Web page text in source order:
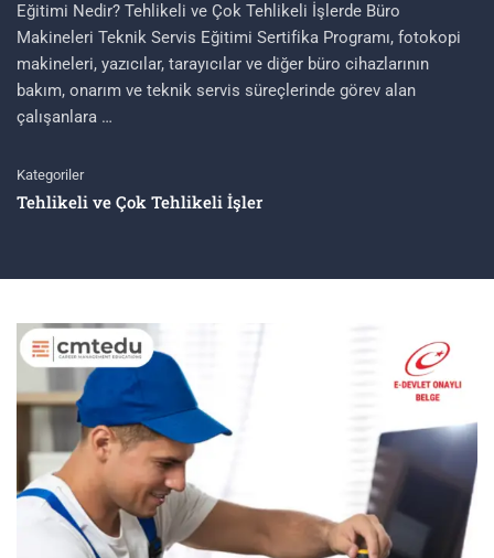
Eğitimi Nedir? Tehlikeli ve Çok Tehlikeli İşlerde Büro
Makineleri Teknik Servis Eğitimi Sertifika Programı, fotokopi
makineleri, yazıcılar, tarayıcılar ve diğer büro cihazlarının
bakım, onarım ve teknik servis süreçlerinde görev alan
çalışanlara …
Kategoriler
Tehlikeli ve Çok Tehlikeli İşler